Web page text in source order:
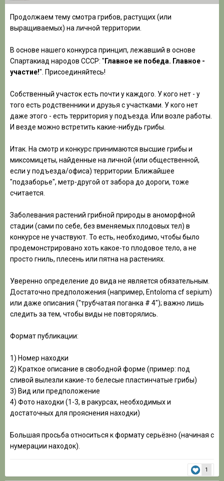
Продолжаем тему смотра грибов, растущих (или
выращиваемых) на личной территории.
В основе нашего конкурса принцип, лежавший в основе
Спартакиад народов СССР: " Главное не победа. Главное -
участие!". Присоединяйтесь!
Собственный участок есть почти у каждого. У кого нет - у
того есть родственники и друзья с участками. У кого нет
даже этого - есть территория у подъезда. Или возле работы.
И везде можно встретить какие-нибудь грибы.
Итак. На смотр и конкурс принимаются высшие грибы и
миксомицеты, найденные на личной (или общественной,
если у подъезда/офиса) территории. Ближайшее
"подзаборье", метр-другой от забора до дороги, тоже
считается.
Заболевания растений грибной природы в аноморфной
стадии (сами по себе, без вменяемых плодовых тел) в
конкурсе не участвуют. То есть, необходимо, чтобы было
продемонстрировано хоть какое-то плодовое тело, а не
просто гниль, плесень или пятна на растениях.
Уверенно определение до вида не является обязательным.
Достаточно предположения (например, Entoloma cf sepium)
или даже описания ("трубчатая поганка # 4"); важно лишь
следить за тем, чтобы виды не повторялись.
Формат публикации:
1) Номер находки
2) Краткое описание в свободной форме (пример: под
сливой вылезли какие-то белесые пластинчатые грибы)
3) Вид или предположение
4) Фото находки (1-3, в ракурсах, необходимых и
достаточных для прояснения находки)
Большая просьба относиться к формату серьёзно (начиная с
нумерации находок).
1